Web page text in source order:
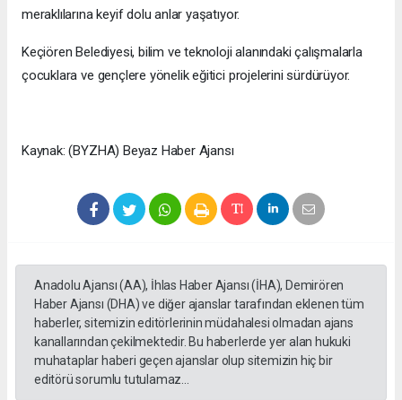
meraklılarına keyif dolu anlar yaşatıyor.
Keçiören Belediyesi, bilim ve teknoloji alanındaki çalışmalarla
çocuklara ve gençlere yönelik eğitici projelerini sürdürüyor.
Kaynak: (BYZHA) Beyaz Haber Ajansı
Anadolu Ajansı (AA), İhlas Haber Ajansı (İHA), Demirören
Haber Ajansı (DHA) ve diğer ajanslar tarafından eklenen tüm
haberler, sitemizin editörlerinin müdahalesi olmadan ajans
kanallarından çekilmektedir. Bu haberlerde yer alan hukuki
muhataplar haberi geçen ajanslar olup sitemizin hiç bir
editörü sorumlu tutulamaz...